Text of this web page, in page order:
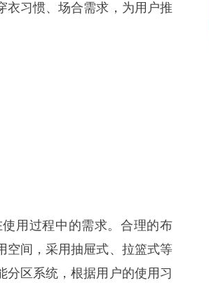
衣习惯、场合需求，为用户推
用过程中的需求。合理的布
空间，采用抽屉式、拉篮式等
区系统，根据用户的使用习